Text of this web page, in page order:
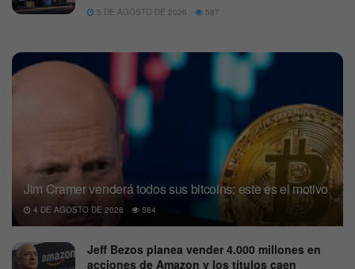
5 DE AGOSTO DE 2026 587
Jim Cramer venderá todos sus bitcoins: este es el motivo
4 DE AGOSTO DE 2026 584
Jeff Bezos planea vender 4.000 millones en
acciones de Amazon y los títulos caen